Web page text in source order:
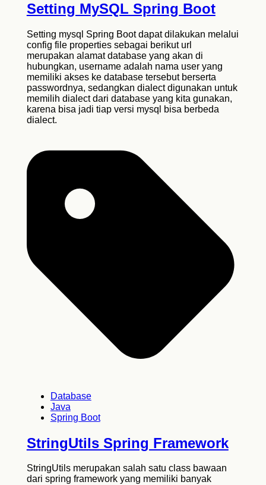
Setting MySQL Spring Boot
Setting mysql Spring Boot dapat dilakukan melalui
config file properties sebagai berikut url
merupakan alamat database yang akan di
hubungkan, username adalah nama user yang
memiliki akses ke database tersebut berserta
passwordnya, sedangkan dialect digunakan untuk
memilih dialect dari database yang kita gunakan,
karena bisa jadi tiap versi mysql bisa berbeda
dialect.
Database
Java
Spring Boot
StringUtils Spring Framework
StringUtils merupakan salah satu class bawaan
dari spring framework yang memiliki banyak